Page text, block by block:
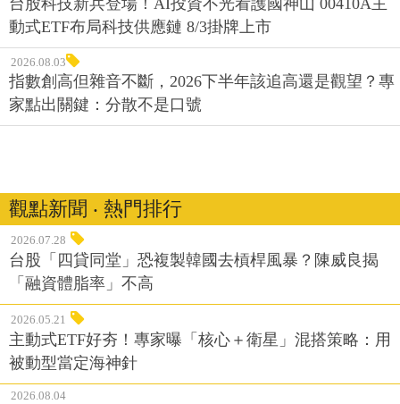
台股科技新兵登場！AI投資不光看護國神山 00410A主
動式ETF布局科技供應鏈 8/3掛牌上市
2026.08.03
指數創高但雜音不斷，2026下半年該追高還是觀望？專
家點出關鍵：分散不是口號
觀點新聞 ‧ 熱門排行
2026.07.28
台股「四貸同堂」恐複製韓國去槓桿風暴？陳威良揭
「融資體脂率」不高
2026.05.21
主動式ETF好夯！專家曝「核心＋衛星」混搭策略：用
被動型當定海神針
2026.08.04